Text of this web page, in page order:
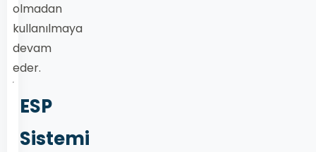
olmadan
kullanılmaya
devam
eder.
ESP
Sistemi